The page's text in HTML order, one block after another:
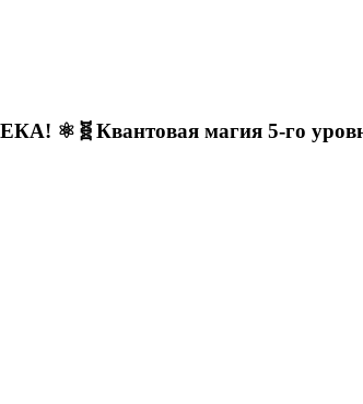
магия 5-го уровня.